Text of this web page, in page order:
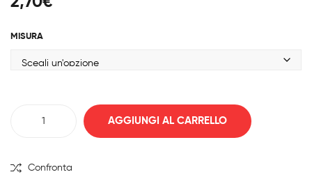
MISURA
AGGIUNGI AL CARRELLO
Confronta